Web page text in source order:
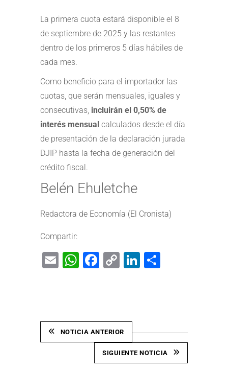
La primera cuota estará disponible el 8
de septiembre de 2025 y las restantes
dentro de los primeros 5 días hábiles de
cada mes.
Como beneficio para el importador las
cuotas, que serán mensuales, iguales y
consecutivas, incluirán el 0,50% de
interés mensual calculados desde el día
de presentación de la declaración jurada
DJIP hasta la fecha de generación del
crédito fiscal.
Belén Ehuletche
Redactora de Economía (El Cronista)
Compartir:
EmailWhatsApp
Facebook
CopyLinkedIn
NOTICIA ANTERIOR
SIGUIENTE NOTICIA